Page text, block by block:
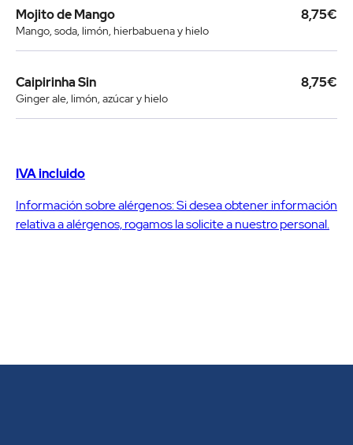
Mojito de Mango
Mango, soda, limón, hierbabuena y hielo
8,75€
Caipirinha Sin
Ginger ale, limón, azúcar y hielo
8,75€
IVA incluido
Información sobre alérgenos: Si desea obtener información
relativa a alérgenos, rogamos la solicite a nuestro personal.